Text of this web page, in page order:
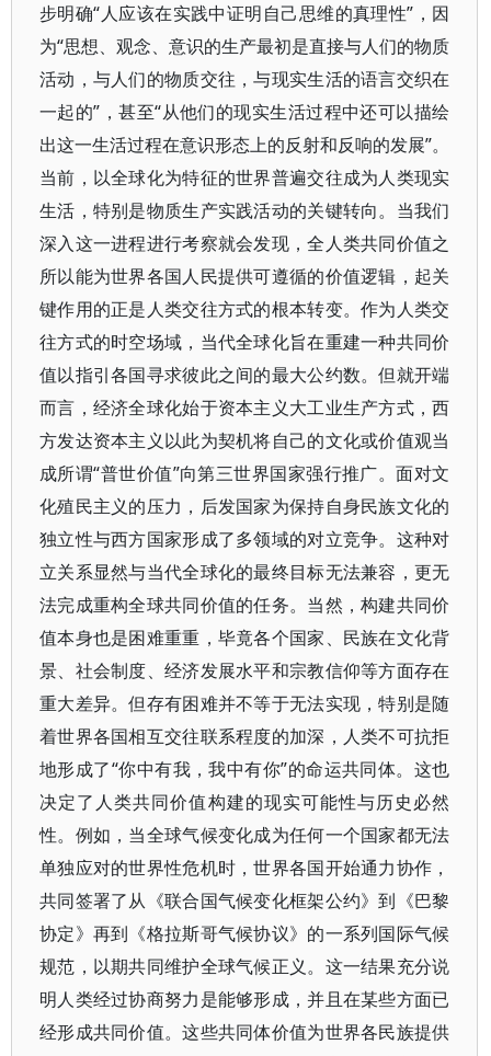
步明确“人应该在实践中证明自己思维的真理性”，因
为“思想、观念、意识的生产最初是直接与人们的物质
活动，与人们的物质交往，与现实生活的语言交织在
一起的”，甚至“从他们的现实生活过程中还可以描绘
出这一生活过程在意识形态上的反射和反响的发展”。
当前，以全球化为特征的世界普遍交往成为人类现实
生活，特别是物质生产实践活动的关键转向。当我们
深入这一进程进行考察就会发现，全人类共同价值之
所以能为世界各国人民提供可遵循的价值逻辑，起关
键作用的正是人类交往方式的根本转变。作为人类交
往方式的时空场域，当代全球化旨在重建一种共同价
值以指引各国寻求彼此之间的最大公约数。但就开端
而言，经济全球化始于资本主义大工业生产方式，西
方发达资本主义以此为契机将自己的文化或价值观当
成所谓“普世价值”向第三世界国家强行推广。面对文
化殖民主义的压力，后发国家为保持自身民族文化的
独立性与西方国家形成了多领域的对立竞争。这种对
立关系显然与当代全球化的最终目标无法兼容，更无
法完成重构全球共同价值的任务。当然，构建共同价
值本身也是困难重重，毕竟各个国家、民族在文化背
景、社会制度、经济发展水平和宗教信仰等方面存在
重大差异。但存有困难并不等于无法实现，特别是随
着世界各国相互交往联系程度的加深，人类不可抗拒
地形成了“你中有我，我中有你”的命运共同体。这也
决定了人类共同价值构建的现实可能性与历史必然
性。例如，当全球气候变化成为任何一个国家都无法
单独应对的世界性危机时，世界各国开始通力协作，
共同签署了从《联合国气候变化框架公约》到《巴黎
协定》再到《格拉斯哥气候协议》的一系列国际气候
规范，以期共同维护全球气候正义。这一结果充分说
明人类经过协商努力是能够形成，并且在某些方面已
经形成共同价值。这些共同体价值为世界各民族提供